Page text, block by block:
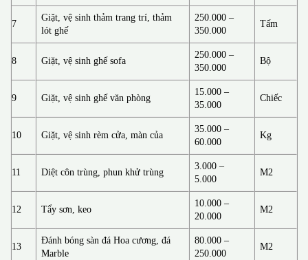
7
Giặt, vệ sinh thảm trang trí, thảm
lót ghế
250.000 –
350.000
Tấm
8 Giặt, vệ sinh ghế sofa
250.000 –
350.000
Bộ
9 Giặt, vệ sinh ghế văn phòng
15.000 –
35.000
Chiếc
10 Giặt, vệ sinh rèm cửa, màn của
35.000 –
60.000
Kg
11 Diệt côn trùng, phun khử trùng
3.000 –
5.000
M2
12 Tẩy sơn, keo
10.000 –
20.000
M2
13
Đánh bóng sàn đá Hoa cương, đá
Marble
80.000 –
250.000
M2